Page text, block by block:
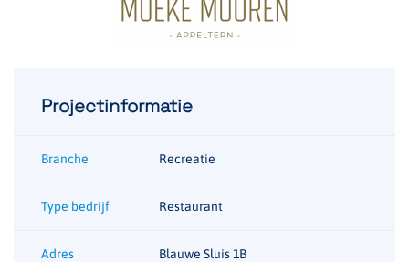
Projectinformatie
Branche Recreatie
Type bedrijf Restaurant
Adres Blauwe Sluis 1B